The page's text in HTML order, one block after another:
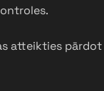
atteikties